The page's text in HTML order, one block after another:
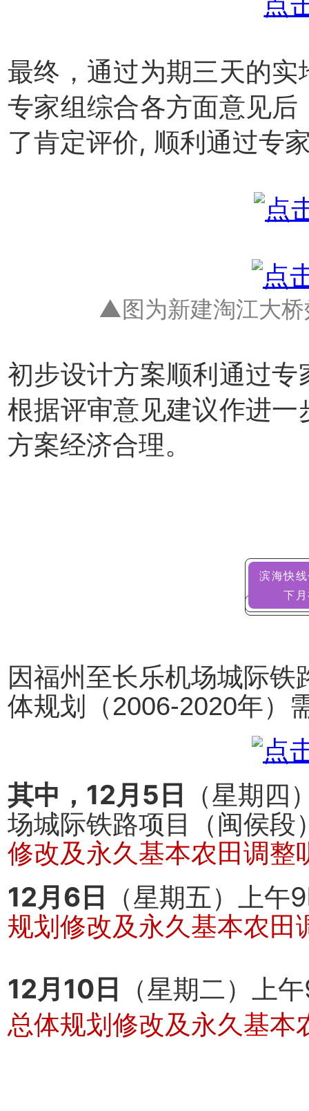
最终，通过为期三天的
专家组综合各方面意见
了肯定评价, 顺利通过专
▲图为新建淘江大桥
初步设计方案顺利通过
根据评审意见建议作进
方案经济合理。
滨海快
下
因福州至长乐机场城际
体规划（2006-2020年）
其中，12月5日
（星期
场城际铁路项目（闽侯段
修改及永久基本农田调整
12月6日
（星期五）上午
规划修改及永久基本农田
12月10日
（星期二）上
总体规划修改及永久基本